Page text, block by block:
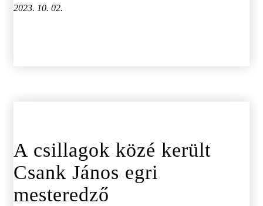
2023. 10. 02.
A csillagok közé került
Csank János egri
mesteredző